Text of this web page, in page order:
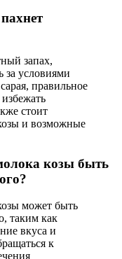
запах,
за условиями
правильное
стоит
и возможные
козы быть
может быть
таким как
вкуса и
к